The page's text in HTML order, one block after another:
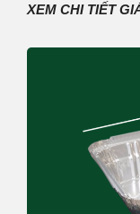
XEM CHI TIẾT